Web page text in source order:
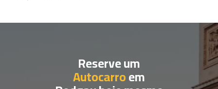
Reserve um
Autocarroem